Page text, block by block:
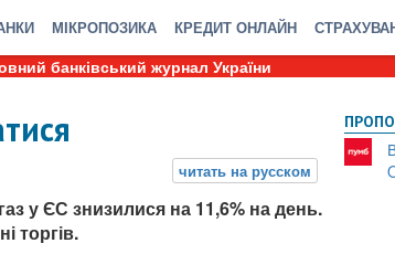
МІКРОПОЗИКА КРЕДИТ ОНЛАЙН
банківський журнал України
у ЄС знизилися на 11,6% на день.
торгів.